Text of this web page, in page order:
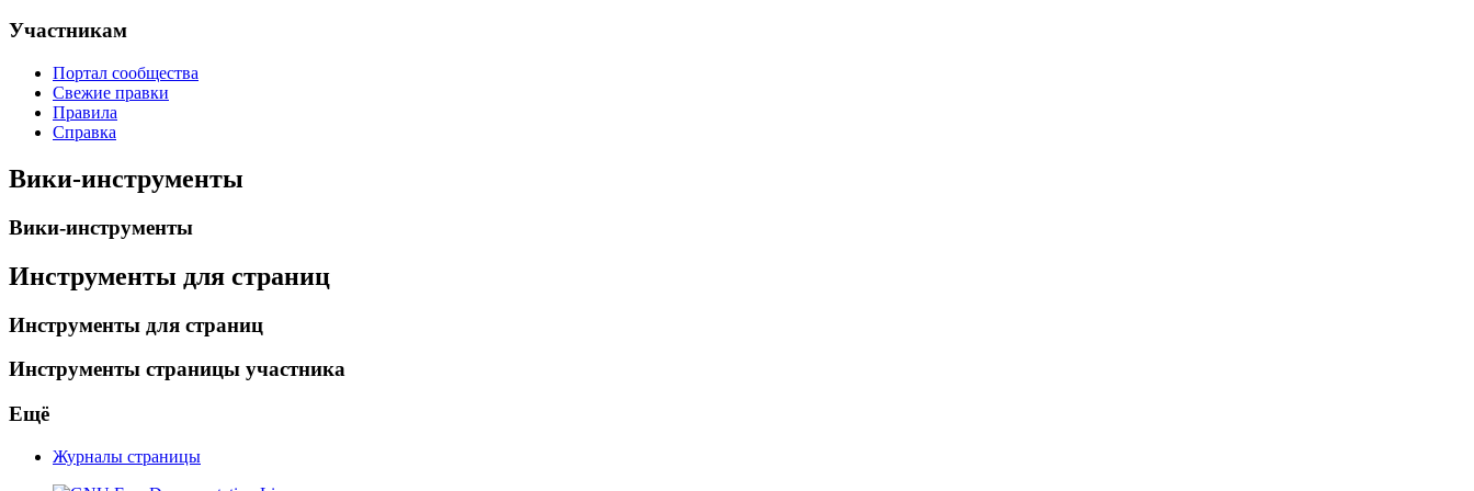
Участникам
Портал сообщества
Свежие правки
Правила
Справка
Вики-инструменты
Вики-инструменты
Инструменты для страниц
Инструменты для страниц
Инструменты страницы участника
Ещё
Журналы страницы